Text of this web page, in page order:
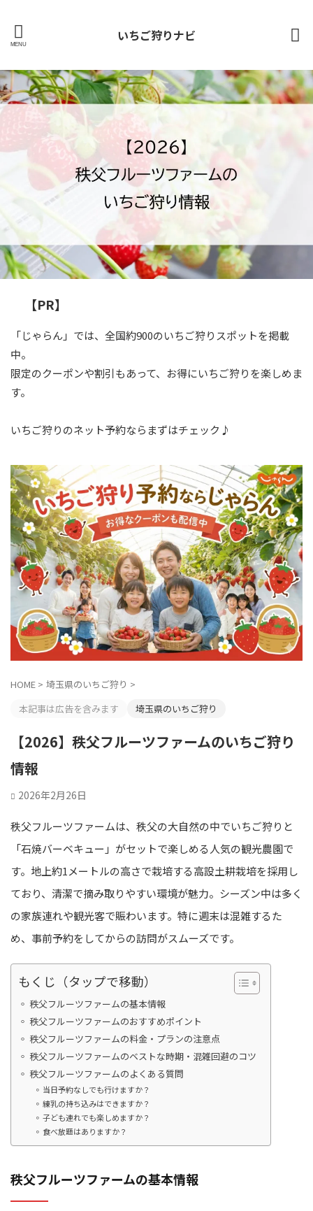
いちご狩りナビ
【PR】
「じゃらん」では、全国約900のいちご狩りスポットを掲載
中。
限定のクーポンや割引もあって、お得にいちご狩りを楽しめま
す。
いちご狩りのネット予約ならまずはチェック♪
HOME > 埼玉県のいちご狩り >
本記事は広告を含みます
埼玉県のいちご狩り
【2026】秩父フルーツファームのいちご狩り
情報
2026年2月26日
秩父フルーツファームは、秩父の大自然の中でいちご狩りと
「石焼バーベキュー」がセットで楽しめる人気の観光農園で
す。地上約1メートルの高さで栽培する高設土耕栽培を採用し
ており、清潔で摘み取りやすい環境が魅力。シーズン中は多く
の家族連れや観光客で賑わいます。特に週末は混雑するた
め、事前予約をしてからの訪問がスムーズです。
もくじ（タップで移動）
秩父フルーツファームの基本情報
秩父フルーツファームのおすすめポイント
秩父フルーツファームの料金・プランの注意点
秩父フルーツファームのベストな時期・混雑回避のコツ
秩父フルーツファームのよくある質問
当日予約なしでも行けますか？
練乳の持ち込みはできますか？
子ども連れでも楽しめますか？
食べ放題はありますか？
秩父フルーツファームの基本情報